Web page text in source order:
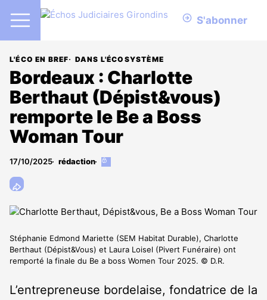
S'abonner
L'ÉCO EN BREF DANS L'ÉCOSYSTÈME
Bordeaux : Charlotte
Berthaut (Dépist&vous)
remporte le Be a Boss
Woman Tour
17/10/2025 rédaction
Cet
aux
abonnés
Stéphanie Edmond Mariette (SEM Habitat Durable), Charlotte
Berthaut (Dépist&Vous) et Laura Loisel (Pivert Funéraire) ont
remporté la finale du Be a boss Women Tour 2025. © D.R.
L’entrepreneuse bordelaise, fondatrice de la